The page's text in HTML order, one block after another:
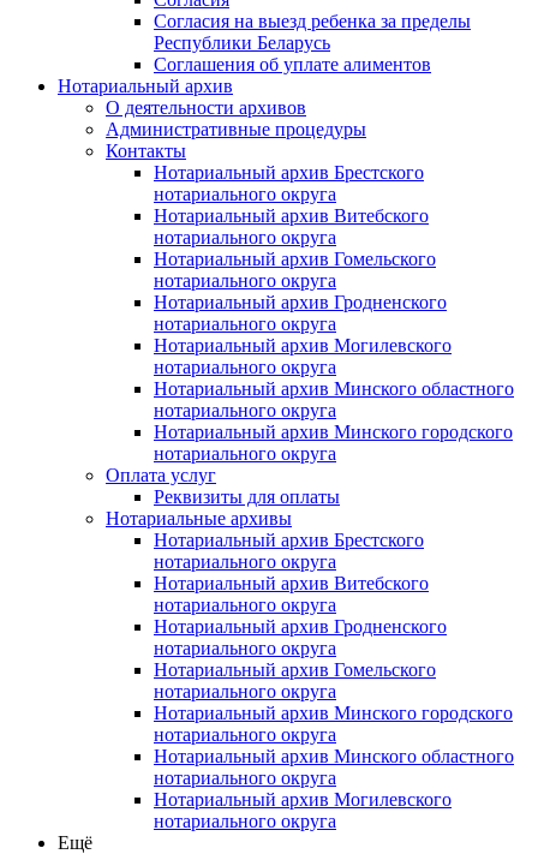
Согласия на выезд ребенка за пределы
Республики Беларусь
Соглашения об уплате алиментов
Нотариальный архив
О деятельности архивов
Административные процедуры
Контакты
Нотариальный архив Брестского
нотариального округа
Нотариальный архив Витебского
нотариального округа
Нотариальный архив Гомельского
нотариального округа
Нотариальный архив Гродненского
нотариального округа
Нотариальный архив Могилевского
нотариального округа
Нотариальный архив Минского областного
нотариального округа
Нотариальный архив Минского городского
нотариального округа
Оплата услуг
Реквизиты для оплаты
Нотариальные архивы
Нотариальный архив Брестского
нотариального округа
Нотариальный архив Витебского
нотариального округа
Нотариальный архив Гродненского
нотариального округа
Нотариальный архив Гомельского
нотариального округа
Нотариальный архив Минского городского
нотариального округа
Нотариальный архив Минского областного
нотариального округа
Нотариальный архив Могилевского
нотариального округа
Ещё